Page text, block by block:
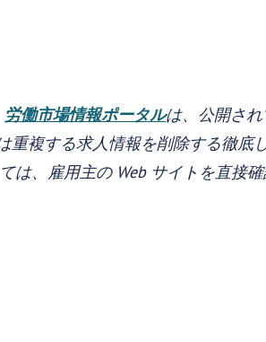
労働市場情報ポータルは、公開さ
重複する求人情報を削除する徹底
は、雇用主の Web サイトを直接